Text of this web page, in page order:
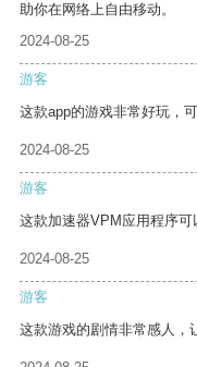
助你在网络上自由移动。
2024-08-25
游客
这款app的游戏非常好玩，
2024-08-25
游客
这款加速器VPM应用程序可
2024-08-25
游客
这款游戏的剧情非常感人，